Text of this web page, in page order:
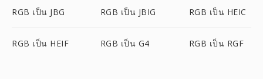
RGB เป็น JBG RGB เป็น JBIG RGB เป็น HEIC
RGB เป็น HEIF RGB เป็น G4 RGB เป็น RGF